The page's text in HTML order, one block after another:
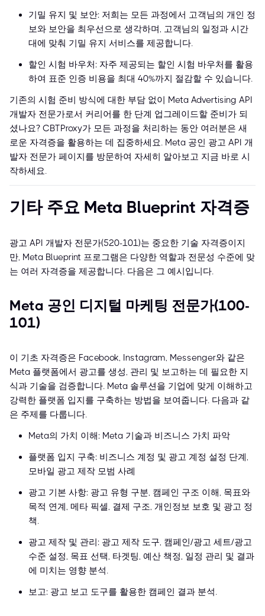
기밀 유지 및 보안: 저희는 모든 과정에서 고객님의 개인 정
보와 보안을 최우선으로 생각하며, 고객님의 일정과 시간
대에 맞춰 기밀 유지 서비스를 제공합니다.
할인 시험 바우처: 자주 제공되는 할인 시험 바우처를 활용
하여 표준 인증 비용을 최대 40%까지 절감할 수 있습니다.
기존의 시험 준비 방식에 대한 부담 없이 Meta Advertising API
개발자 전문가로서 커리어를 한 단계 업그레이드할 준비가 되
셨나요? CBTProxy가 모든 과정을 처리하는 동안 여러분은 새
로운 자격증을 활용하는 데 집중하세요. Meta 공인 광고 API 개
발자 전문가 페이지를 방문하여 자세히 알아보고 지금 바로 시
작하세요.
기타 주요 Meta Blueprint 자격증
광고 API 개발자 전문가(520-101)는 중요한 기술 자격증이지
만, Meta Blueprint 프로그램은 다양한 역할과 전문성 수준에 맞
는 여러 자격증을 제공합니다. 다음은 그 예시입니다.
Meta 공인 디지털 마케팅 전문가(100-
101)
이 기초 자격증은 Facebook, Instagram, Messenger와 같은
Meta 플랫폼에서 광고를 생성, 관리 및 보고하는 데 필요한 지
식과 기술을 검증합니다. Meta 솔루션을 기업에 맞게 이해하고
강력한 플랫폼 입지를 구축하는 방법을 보여줍니다. 다음과 같
은 주제를 다룹니다.
Meta의 가치 이해: Meta 기술과 비즈니스 가치 파악
플랫폼 입지 구축: 비즈니스 계정 및 광고 계정 설정 단계,
모바일 광고 제작 모범 사례
광고 기본 사항: 광고 유형 구분, 캠페인 구조 이해, 목표와
목적 연계, 메타 픽셀, 결제 구조, 개인정보 보호 및 광고 정
책.
광고 제작 및 관리: 광고 제작 도구, 캠페인/광고 세트/광고
수준 설정, 목표 선택, 타겟팅, 예산 책정, 일정 관리 및 결과
에 미치는 영향 분석.
보고: 광고 보고 도구를 활용한 캠페인 결과 분석.